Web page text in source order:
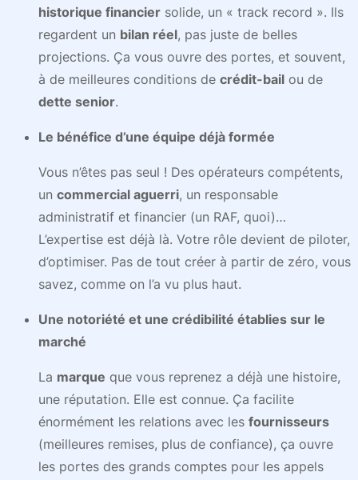
historique financier solide, un « track record ». Ils
regardent un bilan réel, pas juste de belles
projections. Ça vous ouvre des portes, et souvent,
à de meilleures conditions de crédit-bail ou de
dette senior.
Le bénéfice d’une équipe déjà formée
Vous n’êtes pas seul ! Des opérateurs compétents,
un commercial aguerri, un responsable
administratif et financier (un RAF, quoi)…
L’expertise est déjà là. Votre rôle devient de piloter,
d’optimiser. Pas de tout créer à partir de zéro, vous
savez, comme on l’a vu plus haut.
Une notoriété et une crédibilité établies sur le
marché
La marque que vous reprenez a déjà une histoire,
une réputation. Elle est connue. Ça facilite
énormément les relations avec les fournisseurs
(meilleures remises, plus de confiance), ça ouvre
les portes des grands comptes pour les appels